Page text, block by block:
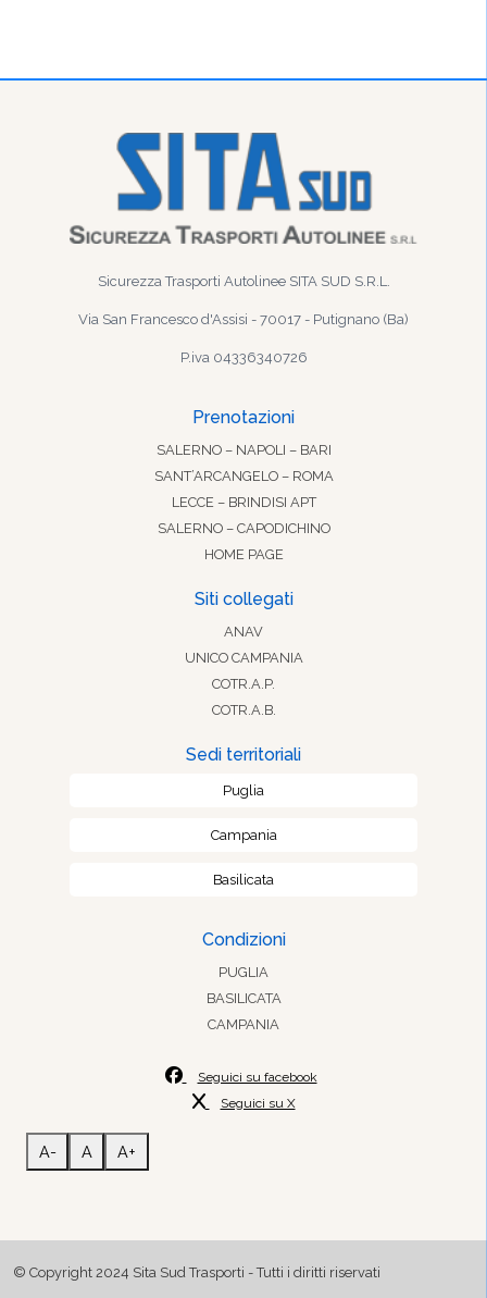
Sicurezza Trasporti Autolinee SITA SUD S.R.L.
Via San Francesco d'Assisi - 70017 - Putignano (Ba)
P.iva 04336340726
Prenotazioni
SALERNO – NAPOLI – BARI
SANT’ARCANGELO – ROMA
LECCE – BRINDISI APT
SALERNO – CAPODICHINO
HOME PAGE
Siti collegati
ANAV
UNICO CAMPANIA
COTR.A.P.
COTR.A.B.
Sedi territoriali
Puglia
Campania
Basilicata
Condizioni
PUGLIA
BASILICATA
CAMPANIA
Seguici su facebook
Seguici su X
A- A A+
© Copyright 2024 Sita Sud Trasporti - Tutti i diritti riservati